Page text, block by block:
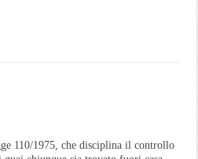
110/1975, che disciplina il controllo